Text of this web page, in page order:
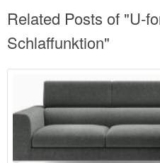
Related Posts of "U-
Schlaffunktion"